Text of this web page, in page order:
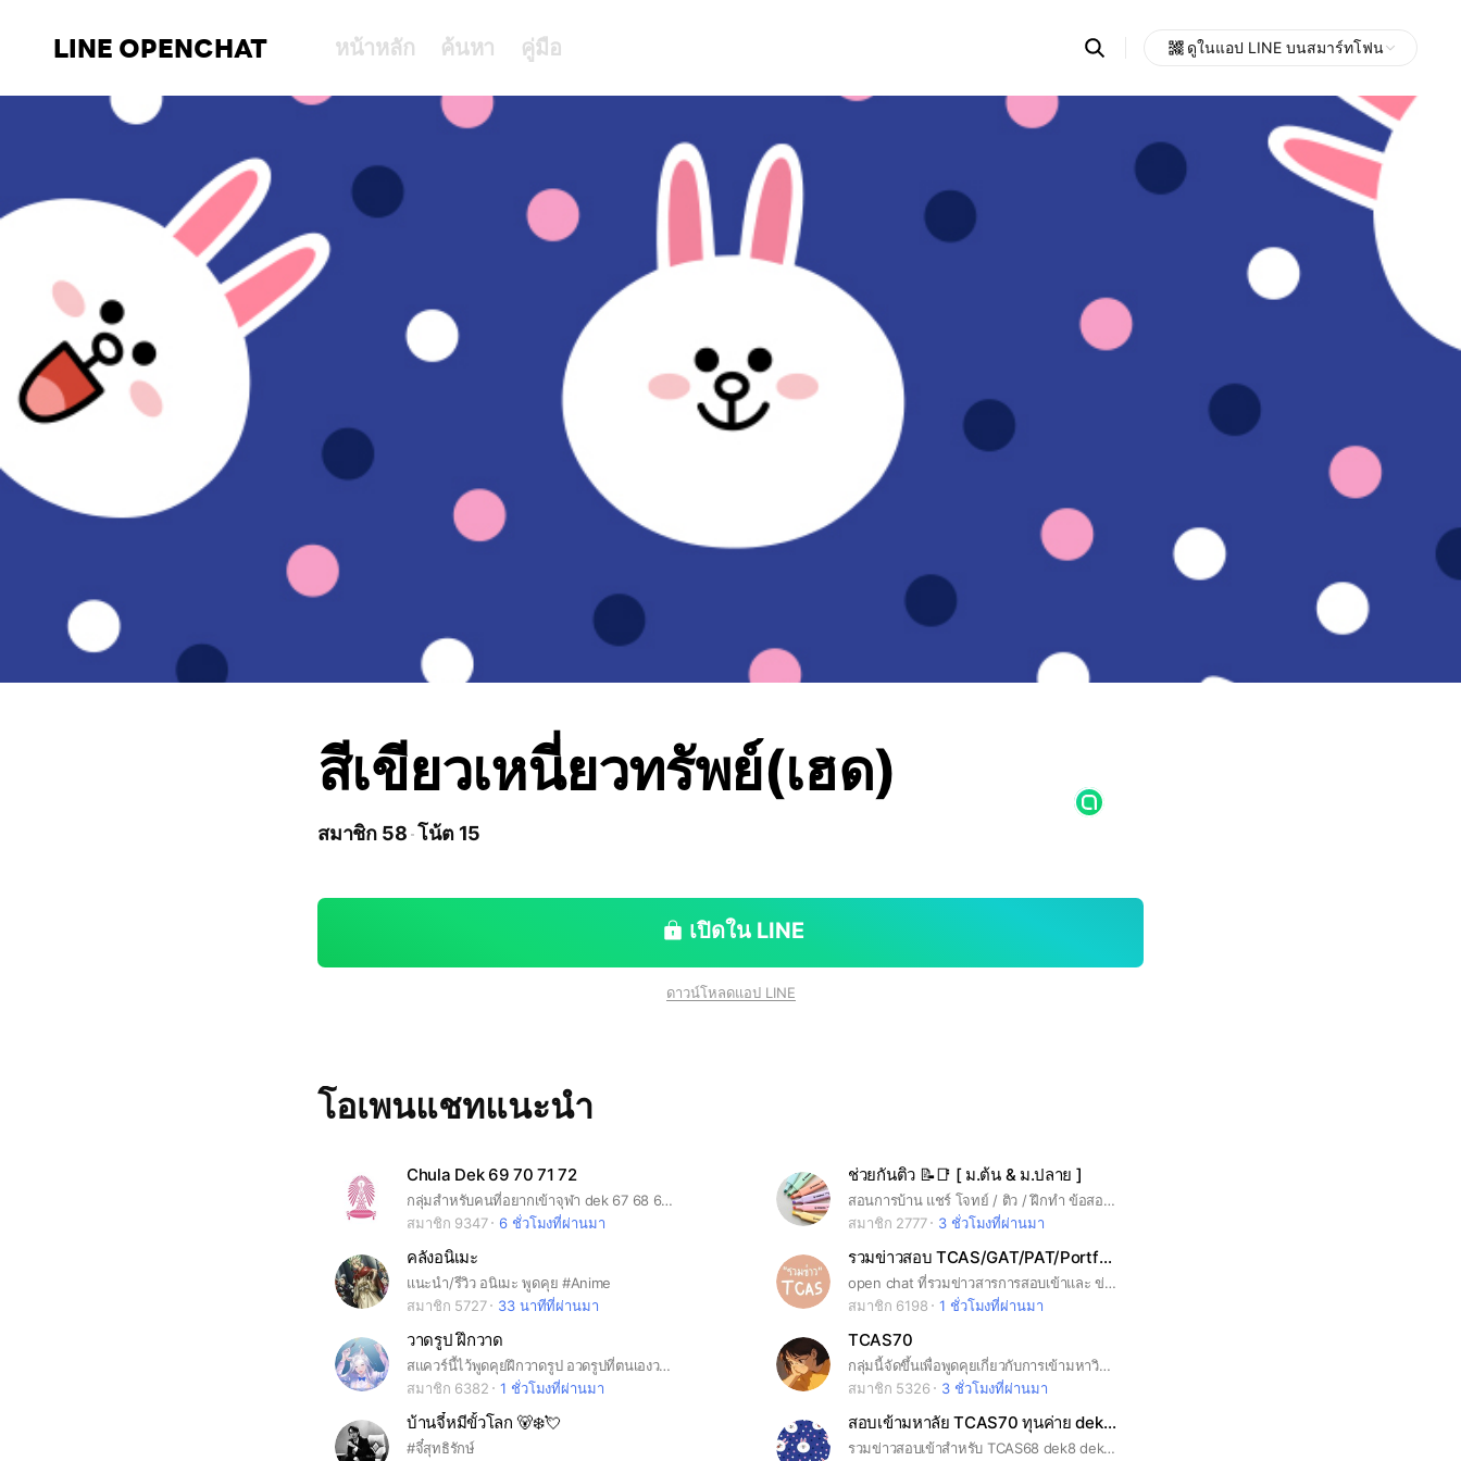
LINE OPENCHAT หน้าหลัก ค้นหา คู่มือ Search
OpenChats
messages
search
ดูในแอป LINE บนสมาร์ทโฟน
สีเขียวเหนี่ยวทรัพย์(เฮด)
สมาชิก 58 โน้ต 15
เปิดใน LINE
ดาวน์โหลดแอป LINE
โอเพนแชทแนะนำ
Chula Dek 69 70 71 72
กลุ่มสำหรับคนที่อยากเข้าจุฬา dek 67 68 69 CU107 CU108
สมาชิก 9347
6 ชั่วโมงที่ผ่านมา
ช่วยกันติว 📝📑 [ ม.ต้น & ม.ปลาย ]
สอนการบ้าน แชร์ โจทย์ / ติว / ฝึกทำ ข้อสอบ วันละนิด วันละหน่อย รับรองเก่ง 👍 👉 ตอบคำถามก่อนเข้าห้องค่ะ 👈
สมาชิก 2777
3 ชั่วโมงที่ผ่านมา
คลังอนิเมะ
แนะนำ/รีวิว อนิเมะ พูดคุย #Anime
สมาชิก 5727
33 นาทีที่ผ่านมา
รวมข่าวสอบ TCAS/GAT/PAT/Portfolio/INTER/ค่าย
open chat ที่รวมข่าวสารการสอบเข้าและ ข่าว TCAS ทุกรอบ, ค่าย, ทุน และ เรียนต่อ Inter #tcas #dek64 #dek65 #portfolio
สมาชิก 6198
1 ชั่วโมงที่ผ่านมา
วาดรูป ฝึกวาด
สแควร์นี้ไว้พูดคุยฝึกวาดรูป อวดรูปที่ตนเองวาด หรือหาเทคนิคการวาดรูป .
สมาชิก 6382
1 ชั่วโมงที่ผ่านมา
TCAS70
กลุ่มนี้จัดขึ้นเพื่อพูดคุยเกี่ยวกับการเข้ามหาวิทยาลัย สามารถแลกเปลี่ยนข้อมูลและความรู้ได้เลยค่ะ #dek70 #dek71 #dek72 #เด็กซิ่ว
สมาชิก 5326
3 ชั่วโมงที่ผ่านมา
บ้านจี๋หมีขั้วโลก 🐻‍❄️💘
#จี๋สุทธิรักษ์
สอบเข้ามหาลัย TCAS70 ทุนค่าย dek70
รวมข่าวสอบเข้าสำหรับ TCAS68 dek8 dek69 รับตรง ทุน ค่าย